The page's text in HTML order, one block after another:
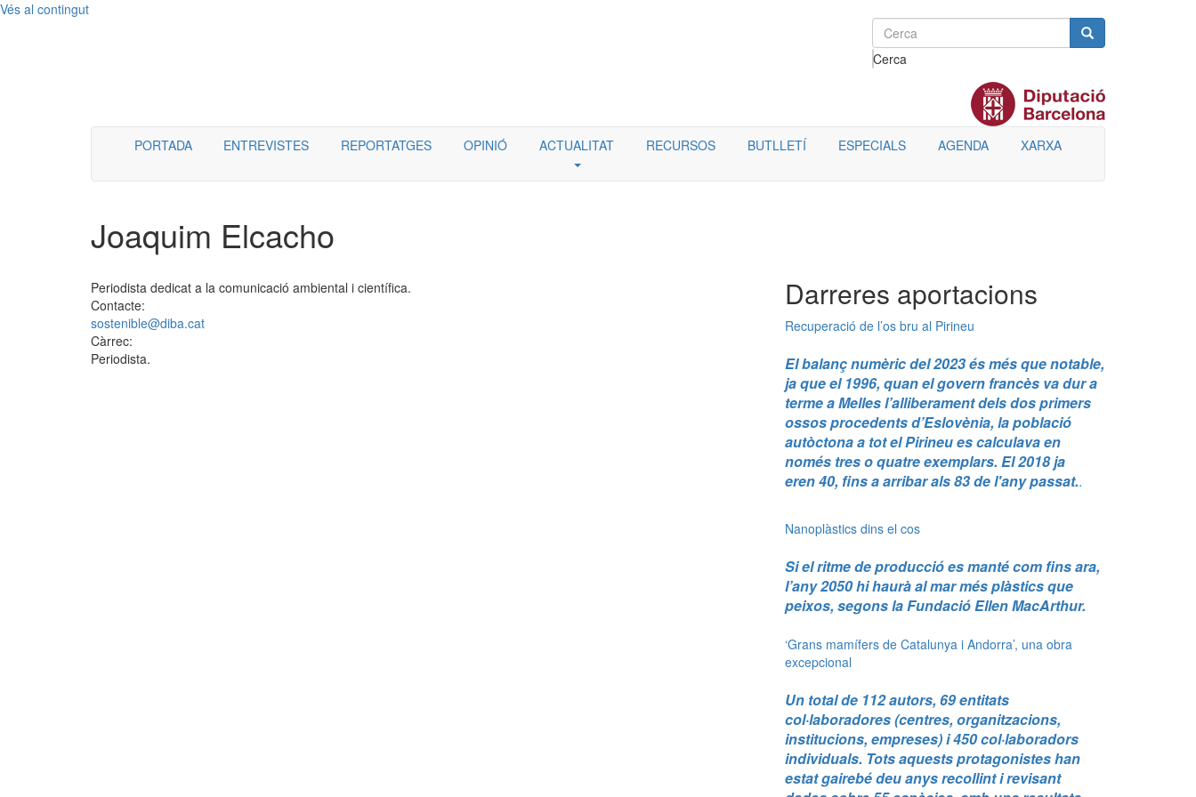
Vés al contingut
Cerca
Menú
PORTADA ENTREVISTES REPORTATGES OPINIÓ ACTUALITAT RECURSOS BUTLLETÍ ESPECIALS AGENDA XARXA
Joaquim Elcacho
Periodista dedicat a la comunicació ambiental i científica.
Contacte:
sostenible@diba.cat
Càrrec:
Periodista.
Darreres aportacions
Recuperació de l’os bru al Pirineu
El balanç numèric del 2023 és més que notable,
ja que el 1996, quan el govern francès va dur a
terme a Melles l’alliberament dels dos primers
ossos procedents d’Eslovènia, la població
autòctona a tot el Pirineu es calculava en
només tres o quatre exemplars. El 2018 ja
eren 40, fins a arribar als 83 de l'any passat..
Nanoplàstics dins el cos
Si el ritme de producció es manté com fins ara,
l’any 2050 hi haurà al mar més plàstics que
peixos, segons la Fundació Ellen MacArthur.
‘Grans mamífers de Catalunya i Andorra’, una obra
excepcional
Un total de 112 autors, 69 entitats
col·laboradores (centres, organitzacions,
institucions, empreses) i 450 col·laboradors
individuals. Tots aquests protagonistes han
estat gairebé deu anys recollint i revisant